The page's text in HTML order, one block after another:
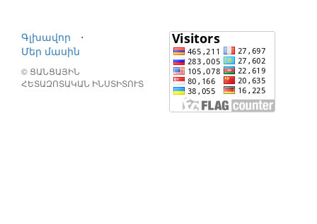
Գլխավոր
⋅
Մեր մասին
© ՑԱՆՑԱՅԻՆ
ՀԵՏԱԶՈՏԱԿԱՆ ԻՆՍՏԻՏՈՒՏ